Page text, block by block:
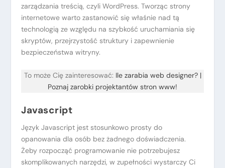
zarządzania treścią, czyli WordPress. Tworząc strony
internetowe warto zastanowić się właśnie nad tą
technologią ze względu na szybkość uruchamiania się
skryptów, przejrzystość struktury i zapewnienie
bezpieczeństwa witryny.
To może Cię zainteresować: Ile zarabia web designer? |
Poznaj zarobki projektantów stron www!
Javascript
Język Javascript jest stosunkowo prosty do
opanowania dla osób bez żadnego doświadczenia.
Żeby rozpocząć programowanie nie potrzebujesz
skomplikowanych narzędzi, w zupełności wystarczy Ci